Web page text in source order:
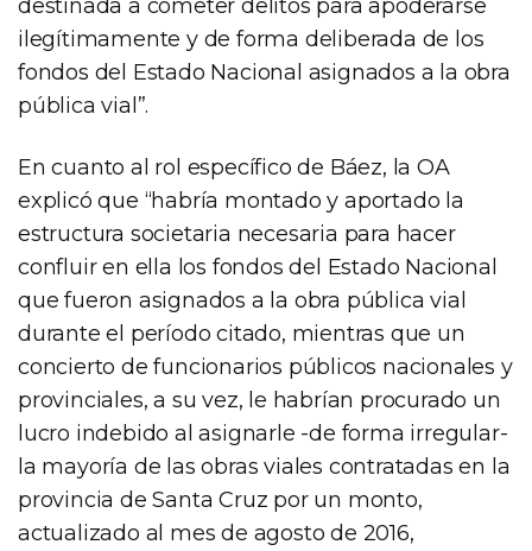
destinada a cometer delitos para apoderarse
ilegítimamente y de forma deliberada de los
fondos del Estado Nacional asignados a la obra
pública vial”.
En cuanto al rol específico de Báez, la OA
explicó que “habría montado y aportado la
estructura societaria necesaria para hacer
confluir en ella los fondos del Estado Nacional
que fueron asignados a la obra pública vial
durante el período citado, mientras que un
concierto de funcionarios públicos nacionales y
provinciales, a su vez, le habrían procurado un
lucro indebido al asignarle -de forma irregular-
la mayoría de las obras viales contratadas en la
provincia de Santa Cruz por un monto,
actualizado al mes de agosto de 2016,